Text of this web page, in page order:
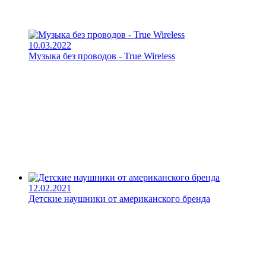
10.03.2022
Музыка без проводов - True Wireless
12.02.2021
Детские наушники от американского бренда